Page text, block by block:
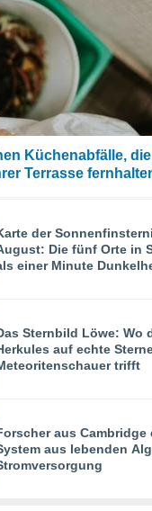
Küchenabfälle,
Terrasse
der
Die fünf Orte in
einer Minute
Sternbild Löwe: Wo
auf echte
trifft
aus
aus lebenden